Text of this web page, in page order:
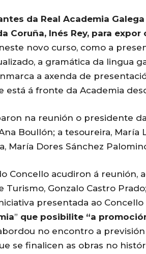
da Real Academia
Coruña, Inés Rey, para
novo curso, como a
a gramática da lingua
a axenda de
está á fronte da Academia
na reunión o presidente
Boullón; a tesoureira, María
María Dores Sánchez
Concello acudiron á reunión,
Turismo, Gonzalo Castro
presentada ao
” que posibilite “a
no encontro a
se finalicen as obras no